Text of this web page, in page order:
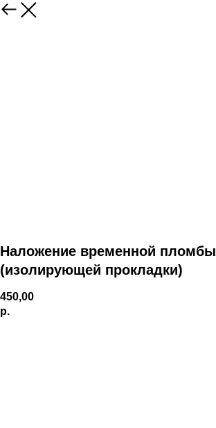
Наложение временной пломбы
(изолирующей прокладки)
450,00
р.